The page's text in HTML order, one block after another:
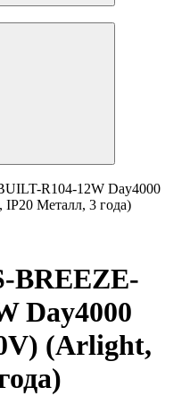
R104-12W Day4000
Металл, 3 года)
BREEZE-
Day4000
(Arlight,